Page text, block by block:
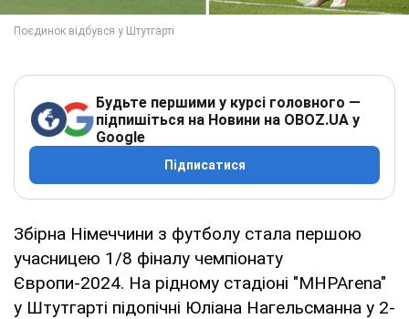
Будьте першими у курсі головного —
підпишіться на Новини на OBOZ.UA у
Google
Підписатися
Збірна Німеччини з футболу стала першою
учасницею 1/8 фіналу чемпіонату
Європи-2024. На рідному стадіоні "MHPArena"
у Штутгарті підопічні Юліана Нагельсманна у 2-